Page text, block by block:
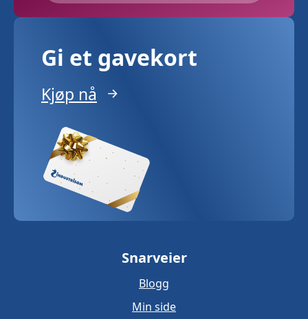
Gi et gavekort
Kjøp nå
Snarveier
Blogg
Min side